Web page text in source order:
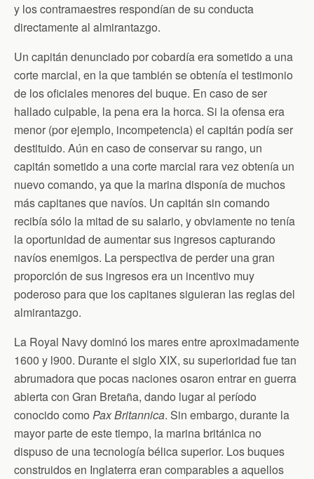
y los contramaestres respondían de su conducta
directamente al almirantazgo.
Un capitán denunciado por cobardía era sometido a una
corte marcial, en la que también se obtenía el testimonio
de los oficiales menores del buque. En caso de ser
hallado culpable, la pena era la horca. Si la ofensa era
menor (por ejemplo, incompetencia) el capitán podía ser
destituido. Aún en caso de conservar su rango, un
capitán sometido a una corte marcial rara vez obtenía un
nuevo comando, ya que la marina disponía de muchos
más capitanes que navíos. Un capitán sin comando
recibía sólo la mitad de su salario, y obviamente no tenía
la oportunidad de aumentar sus ingresos capturando
navíos enemigos. La perspectiva de perder una gran
proporción de sus ingresos era un incentivo muy
poderoso para que los capitanes siguieran las reglas del
almirantazgo.
La Royal Navy dominó los mares entre aproximadamente
1600 y l900. Durante el siglo XIX, su superioridad fue tan
abrumadora que pocas naciones osaron entrar en guerra
abierta con Gran Bretaña, dando lugar al período
conocido como Pax Britannica. Sin embargo, durante la
mayor parte de este tiempo, la marina británica no
dispuso de una tecnología bélica superior. Los buques
construidos en Inglaterra eran comparables a aquellos